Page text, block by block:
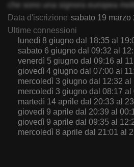
che sono una signora europea
Data d'iscrizione sabato 19 marzo
Ultime connessioni
lunedì 8 giugno dal 18:35 al
sabato 6 giugno dal 09:32 al
venerdì 5 giugno dal 09:16 al
giovedì 4 giugno dal 07:00 al
mercoledì 3 giugno dal 12:32 al
mercoledì 3 giugno dal 08:17 al
martedì 14 aprile dal 20:33 al
giovedì 9 aprile dal 20:39 al
giovedì 9 aprile dal 09:35 al
mercoledì 8 aprile dal 21:01 al